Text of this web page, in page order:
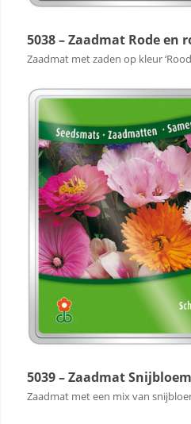
5038 – Zaadmat Rode en
Zaadmat met zaden op kleur
5039 – Zaadmat
Zaadmat met een mix van